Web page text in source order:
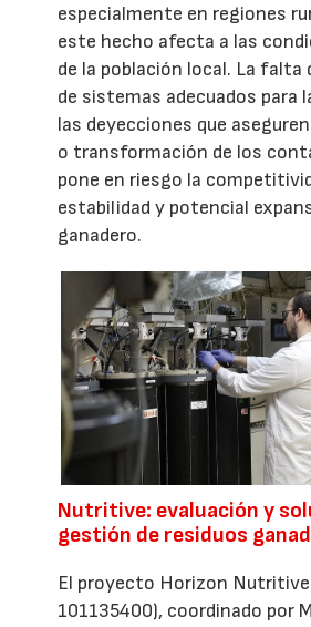
especialmente en regiones
este hecho afecta a las
de la población local. La falta
de sistemas adecuados para
las deyecciones que
o transformación de los
pone en riesgo la
estabilidad y potencial
ganadero.
Nutritive: evaluación y
gestión de residuos
El proyecto Horizon Nutritive
101135400), coordinado por